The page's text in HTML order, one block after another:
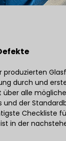
produzierten
durch und
alle
und der
Checkliste
in der